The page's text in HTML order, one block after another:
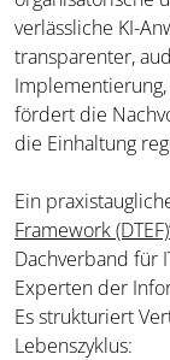
verlässliche KI-
transparenter,
fördert die
die Einhaltung
Ein
Framework
Dachverband für
Experten der
Es strukturiert
Lebenszyklus: